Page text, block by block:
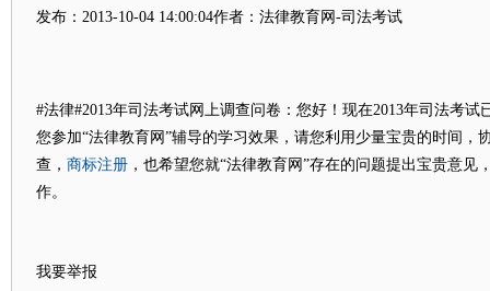
发布：2013-10-04 14:00:04作者：法律教育网-司法考试
#法律#2013年司法考试网上调查问卷：您好！现在2013年司法考试
您参加“法律教育网”辅导的学习效果，请您利用少量宝贵的时间，
查， 商标注册，也希望您就“法律教育网”存在的问题提出宝贵意见
作。
我要举报